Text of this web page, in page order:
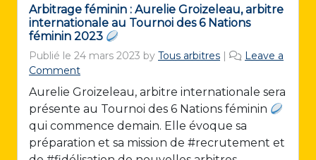
Arbitrage féminin : Aurelie Groizeleau, arbitre
internationale au Tournoi des 6 Nations
féminin 2023
Publié le 24 mars 2023 by Tous arbitres
Leave a
Comment
Aurelie Groizeleau, arbitre internationale sera
présente au Tournoi des 6 Nations féminin
qui commence demain. Elle évoque sa
préparation et sa mission de #recrutement et